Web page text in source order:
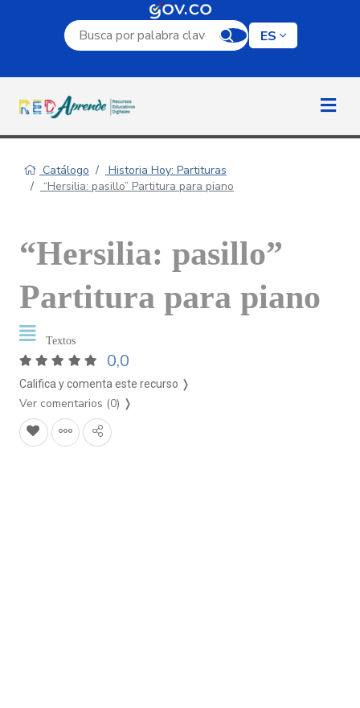
Campo de búsqueda por palabra clave
ES
Catálogo
Historia Hoy: Partituras
“Hersilia: pasillo” Partitura para piano
“Hersilia: pasillo”
Partitura para piano
Textos
0,0
Califica y comenta este recurso ❭
Ver comentarios (0) ❭